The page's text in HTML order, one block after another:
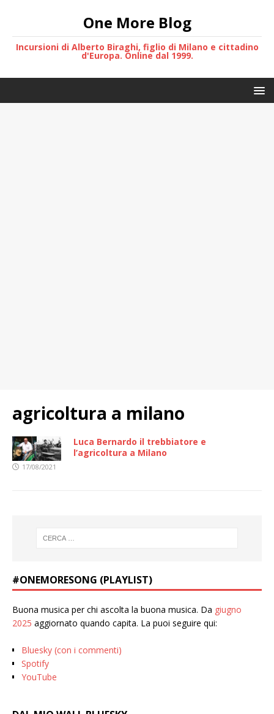
One More Blog
Incursioni di Alberto Biraghi, figlio di Milano e cittadino
d'Europa. Online dal 1999.
agricoltura a milano
Luca Bernardo il trebbiatore e
l’agricoltura a Milano
17/08/2021
#ONEMORESONG (PLAYLIST)
Buona musica per chi ascolta la buona musica. Da giugno
2025 aggiornato quando capita. La puoi seguire qui:
Bluesky (con i commenti)
Spotify
YouTube